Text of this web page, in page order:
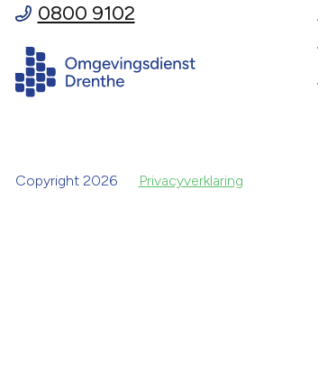
0800 9102
Copyright 2026 Privacyverklaring